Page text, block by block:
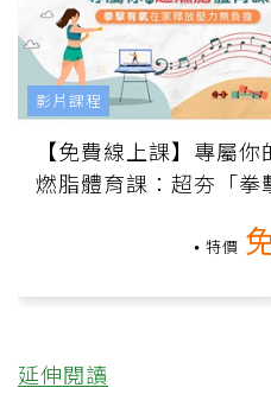
【免費線上課】專屬你
燃脂體育課：超夯「拳
特價
影片課程
延伸閱讀